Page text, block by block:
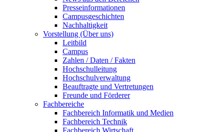
Presseinformationen
Campusgeschichten
Nachhaltigkeit
Vorstellung (Über uns)
Leitbild
Campus
Zahlen / Daten / Fakten
Hochschulleitung
Hochschulverwaltung
Beauftragte und Vertretungen
Freunde und Förderer
Fachbereiche
Fachbereich Informatik und Medien
Fachbereich Technik
Fachbereich Wirtschaft